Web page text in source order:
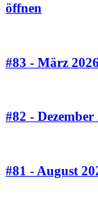
öffnen
#83 - März 2026
#82 - Dezember
#81 - August